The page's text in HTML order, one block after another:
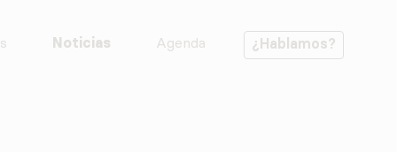
Noticias Agenda ¿Hablamos?